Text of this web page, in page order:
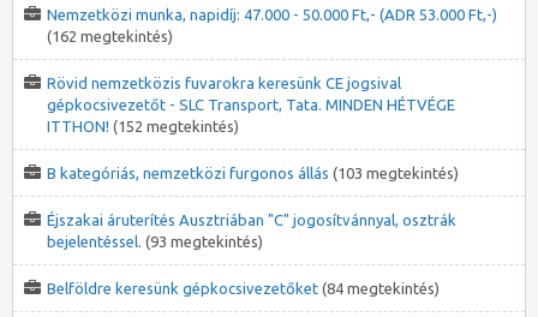
Nemzetközi munka, napidíj: 47.000 - 50.000 Ft,- (ADR 53.000 Ft,-)
(162 megtekintés)
Rövid nemzetközis fuvarokra keresünk CE jogsival
gépkocsivezetőt - SLC Transport, Tata. MINDEN HÉTVÉGE
ITTHON! (152 megtekintés)
B kategóriás, nemzetközi furgonos állás (103 megtekintés)
Éjszakai áruterítés Ausztriában "C" jogosítvánnyal, osztrák
bejelentéssel. (93 megtekintés)
Belföldre keresünk gépkocsivezetőket (84 megtekintés)